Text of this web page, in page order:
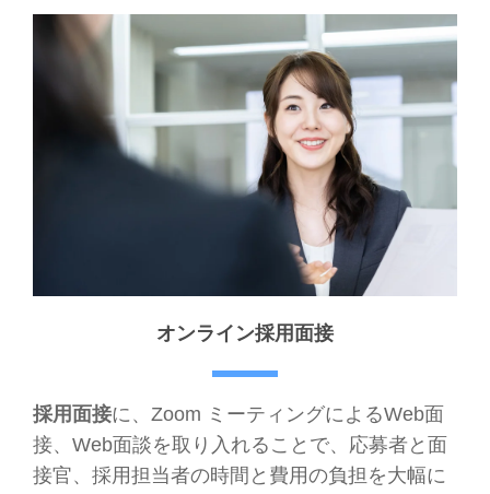
オンライン採用面接
採用面接に、Zoom ミーティングによるWeb面
接、Web面談を取り入れることで、応募者と面
接官、採用担当者の時間と費用の負担を大幅に